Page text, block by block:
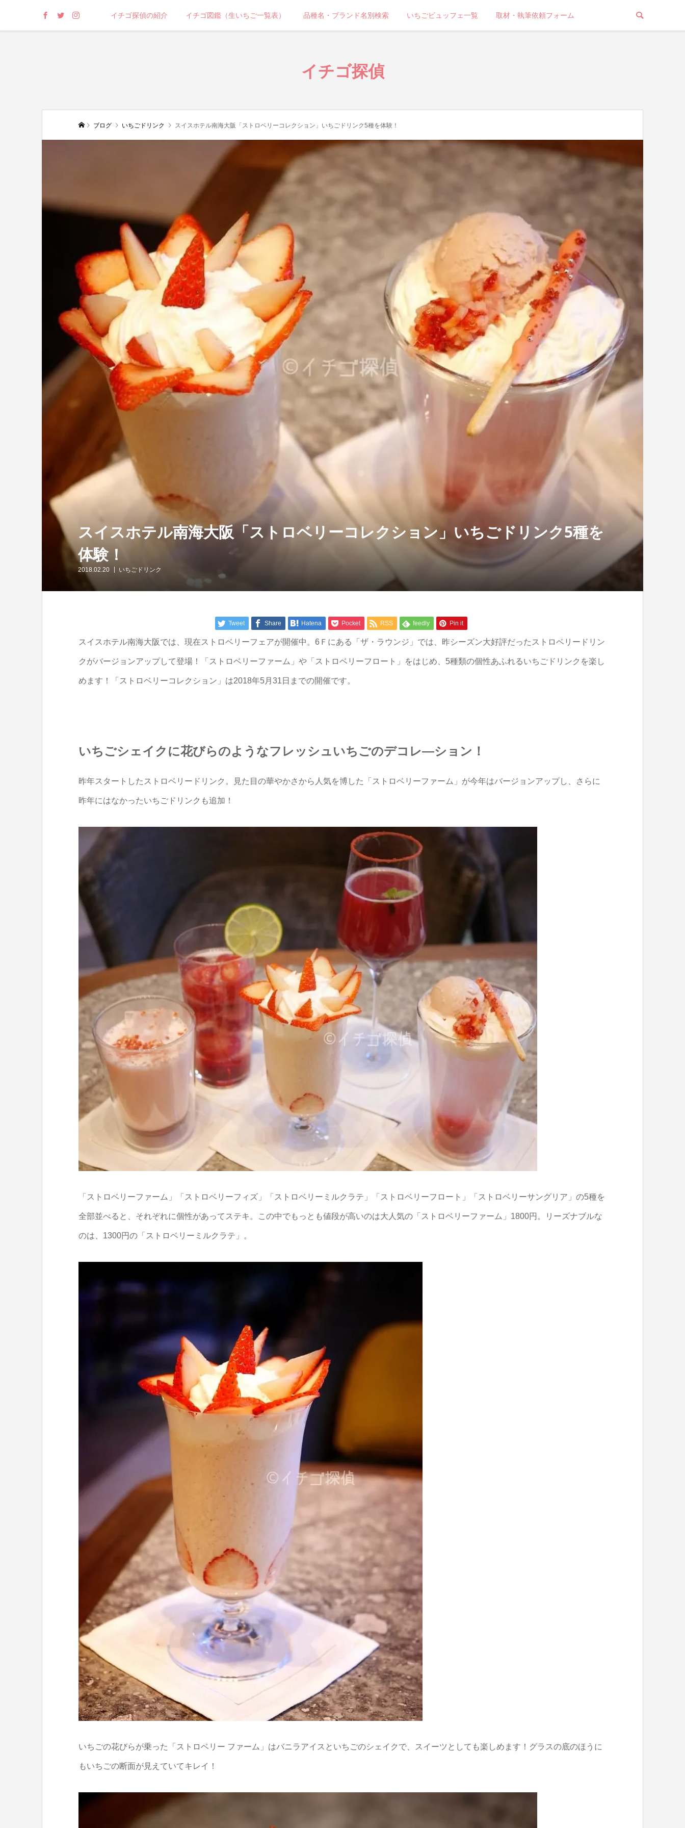
イチゴ探偵の紹介 イチゴ図鑑（生いちご一覧表） 品種名・ブランド名別検索 いちごビュッフェ一覧 取材・執筆依頼フォーム
イチゴ探偵
ブログ いちごドリンク スイスホテル南海大阪「ストロベリーコレクション」いちごドリンク5種を体験！
スイスホテル南海大阪「ストロベリーコレクション」いちごドリンク5種を
体験！
2018.02.20 いちごドリンク
Tweet Share Hatena Pocket RSS feedly Pin it
スイスホテル南海大阪では、現在ストロベリーフェアが開催中。6Ｆにある「ザ・ラウンジ」では、昨シーズン大好評だったストロベリードリン
クがバージョンアップして登場！「ストロベリーファーム」や「ストロベリーフロート」をはじめ、5種類の個性あふれるいちごドリンクを楽し
めます！「ストロベリーコレクション」は2018年5月31日までの開催です。
いちごシェイクに花びらのようなフレッシュいちごのデコレ―ション！
昨年スタートしたストロベリードリンク。見た目の華やかさから人気を博した「ストロベリーファーム」が今年はバージョンアップし、さらに
昨年にはなかったいちごドリンクも追加！
「ストロベリーファーム」「ストロベリーフィズ」「ストロベリーミルクラテ」「ストロベリーフロート」「ストロベリーサングリア」の5種を
全部並べると、それぞれに個性があってステキ。この中でもっとも値段が高いのは大人気の「ストロベリーファーム」1800円。リーズナブルな
のは、1300円の「ストロベリーミルクラテ」。
いちごの花びらが乗った「ストロベリー ファーム」はバニラアイスといちごのシェイクで、スイーツとしても楽しめます！グラスの底のほうに
もいちごの断面が見えていてキレイ！